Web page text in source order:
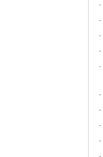
·
·
·
·
·
·
·
·
·